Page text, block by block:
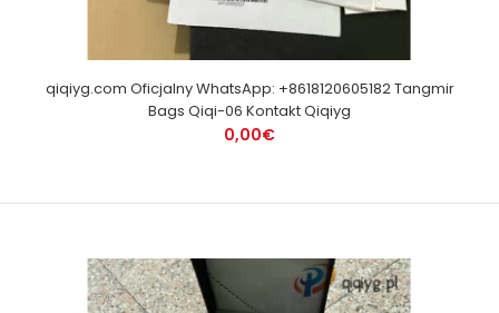
qiqiyg.com Oficjalny WhatsApp: +8618120605182 Tangmir
Bags Qiqi-06 Kontakt Qiqiyg
0,00€